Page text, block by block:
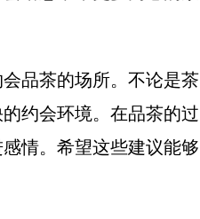
品茶的场所。不论是茶
约会环境。在品茶的过
情。希望这些建议能够